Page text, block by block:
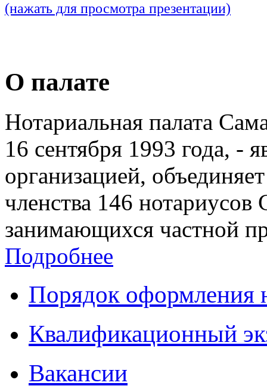
(нажать для просмотра презентации)
О палате
Нотариальная палата
16 сентября 1993 года, -
организацией,
членства 146 нотариусов
занимающихся частной
Подробнее
Порядок оформления
Квалификационный
Вакансии